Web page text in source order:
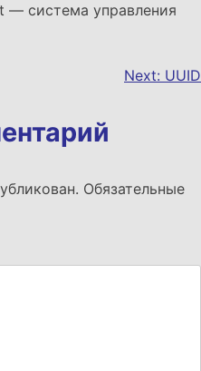
— система управления
Next: UUID
Обязательные